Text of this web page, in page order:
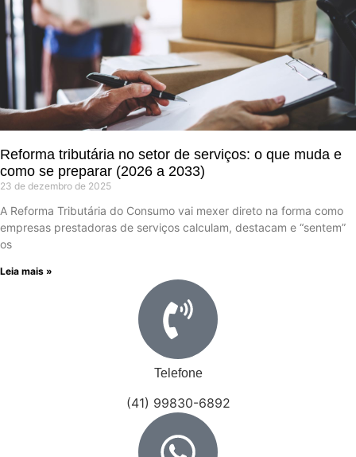
Reforma tributária no setor de serviços: o que muda e
como se preparar (2026 a 2033)
23 de dezembro de 2025
A Reforma Tributária do Consumo vai mexer direto na forma como
empresas prestadoras de serviços calculam, destacam e “sentem”
os
Leia mais »
Telefone
(41) 99830-6892